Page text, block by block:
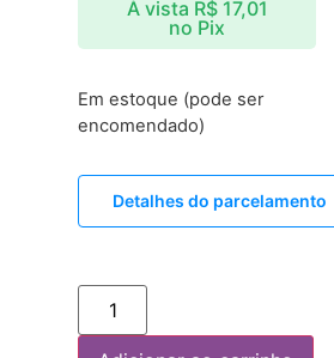
À vista R$17,01
no Pix
Em estoque (pode ser
encomendado)
Detalhes do parcelamento